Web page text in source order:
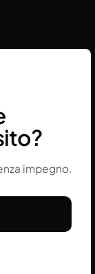
impegno.